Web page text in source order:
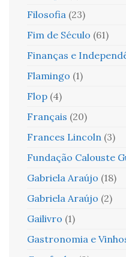
Filosofia (23)
Fim de Século (61)
Finanças e
Flamingo (1)
Flop (4)
Français (20)
Frances Lincoln (3)
Fundação Calouste
Gabriela Araújo (18)
Gabriela Araújo (2)
Gailivro (1)
Gastronomia e